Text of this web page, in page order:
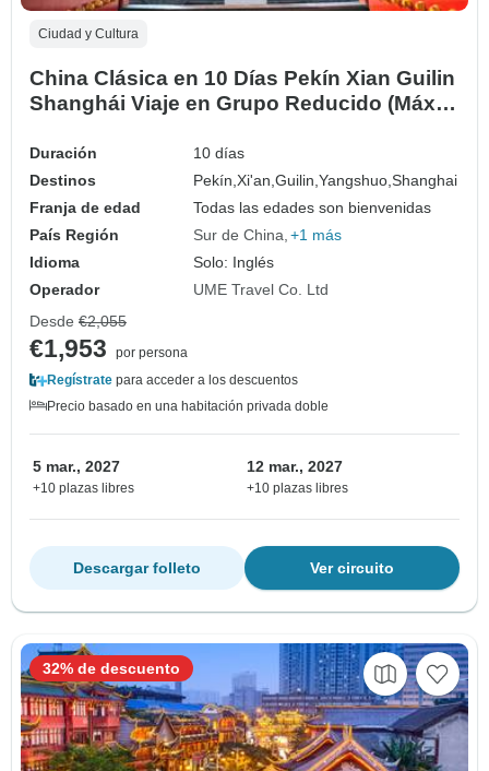
Ciudad y Cultura
China Clásica en 10 Días Pekín Xian Guilin
Shanghái Viaje en Grupo Reducido (Máx.
Duración
10 días
Destinos
Pekín,Xi'an,Guilin,Yangshuo,Shanghai
Franja de edad
Todas las edades son bienvenidas
País Región
Sur de China +1 más
Idioma
Solo: Inglés
Operador
UME Travel Co. Ltd
Desde €2,055
€1,953
por persona
Regístrate para acceder a los descuentos
Precio basado en una habitación privada doble
5 mar., 2027
+10 plazas libres
12 mar., 2027
+10 plazas libres
Ver circuito
Descargar folleto
32% de descuento